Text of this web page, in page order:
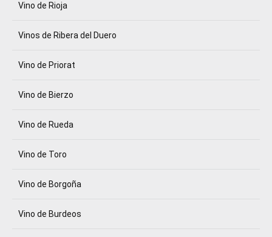
Vino de Rioja
Vinos de Ribera del Duero
Vino de Priorat
Vino de Bierzo
Vino de Rueda
Vino de Toro
Vino de Borgoña
Vino de Burdeos